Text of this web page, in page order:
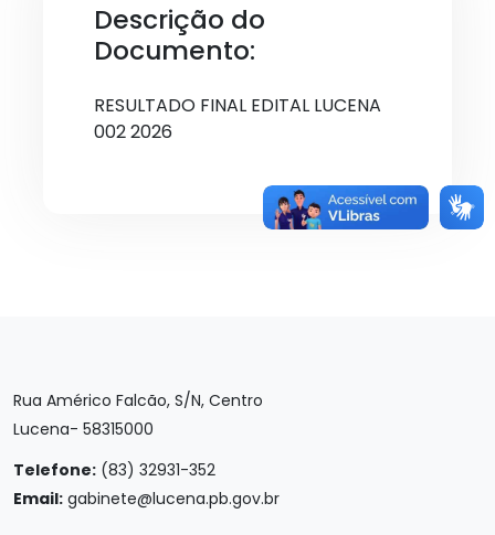
Descrição do
Documento:
RESULTADO FINAL EDITAL LUCENA
002 2026
Rua Américo Falcão, S/N, Centro
Lucena- 58315000
Telefone: (83) 32931-352
Email: gabinete@lucena.pb.gov.br